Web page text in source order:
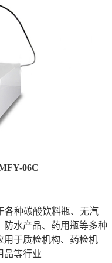
06C
种碳酸饮料瓶、无汽
水产品、药用瓶等多种
用于质检机构、药检机
品等行业